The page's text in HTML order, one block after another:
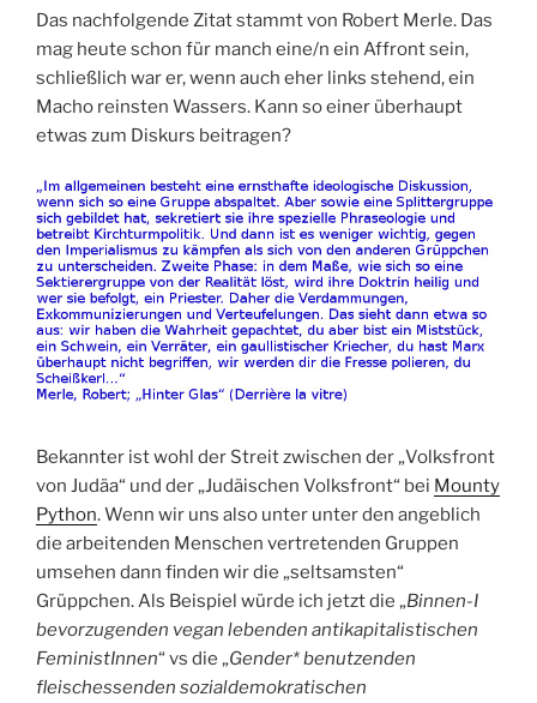
Das nachfolgende Zitat stammt von Robert Merle. Das
mag heute schon für manch eine/n ein Affront sein,
schließlich war er, wenn auch eher links stehend, ein
Macho reinsten Wassers. Kann so einer überhaupt
etwas zum Diskurs beitragen?
Bekannter ist wohl der Streit zwischen der „Volksfront
von Judäa“ und der „Judäischen Volksfront“ bei Mounty
Python. Wenn wir uns also unter unter den angeblich
die arbeitenden Menschen vertretenden Gruppen
umsehen dann finden wir die „seltsamsten“
Grüppchen. Als Beispiel würde ich jetzt die „Binnen-I
bevorzugenden vegan lebenden antikapitalistischen
FeministInnen“ vs die „Gender* benutzenden
fleischessenden sozialdemokratischen